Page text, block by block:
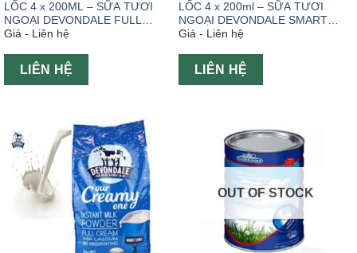
LỐC 4 x 200ML – SỮA TƯƠI
NGOẠI DEVONDALE FULL
CREAM MILK
Giá - Liên hệ
LIÊN HỆ
LỐC 4 x 200ml – SỮA TƯƠI
NGOẠI DEVONDALE SMART
MILK
Giá - Liên hệ
LIÊN HỆ
OUT OF STOCK